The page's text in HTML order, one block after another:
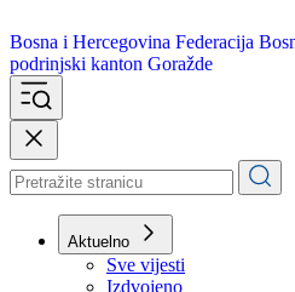
Bosna i Hercegovina
podrinjski kanton Goražde